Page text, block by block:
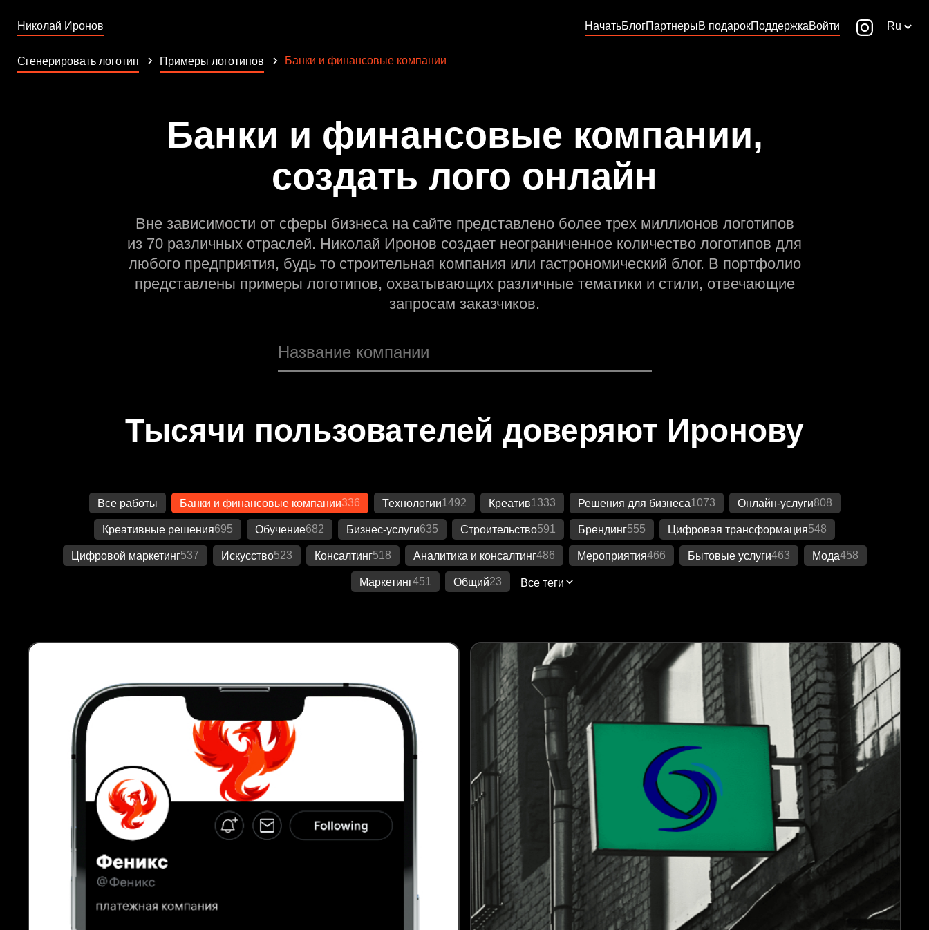
Николай Иронов НачатьБлогПартнерыВ подарокПоддержкаВойти Ru
Сгенерировать логотип Примеры логотипов Банки и финансовые компании
Банки и финансовые компании,
создать лого онлайн
Вне зависимости от сферы бизнеса на сайте представлено более трех миллионов логотипов
из 70 различных отраслей. Николай Иронов создает неограниченное количество логотипов для
любого предприятия, будь то строительная компания или гастрономический блог. В портфолио
представлены примеры логотипов, охватывающих различные тематики и стили, отвечающие
запросам заказчиков.
Тысячи пользователей доверяют Иронову
Все работы Банки и финансовые компании336 Технологии1492 Креатив1333 Решения для бизнеса1073 Онлайн-услуги808
Креативные решения695 Обучение682 Бизнес-услуги635 Строительство591 Брендинг555 Цифровая трансформация548
Цифровой маркетинг537 Искусство523 Консалтинг518 Аналитика и консалтинг486 Мероприятия466 Бытовые услуги463 Мода458
Маркетинг451 Общий23 Все теги